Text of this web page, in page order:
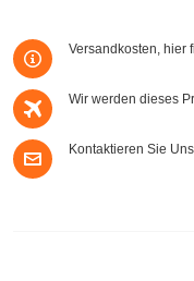
Versandkosten, hier
Wir werden dieses
Kontaktieren Sie